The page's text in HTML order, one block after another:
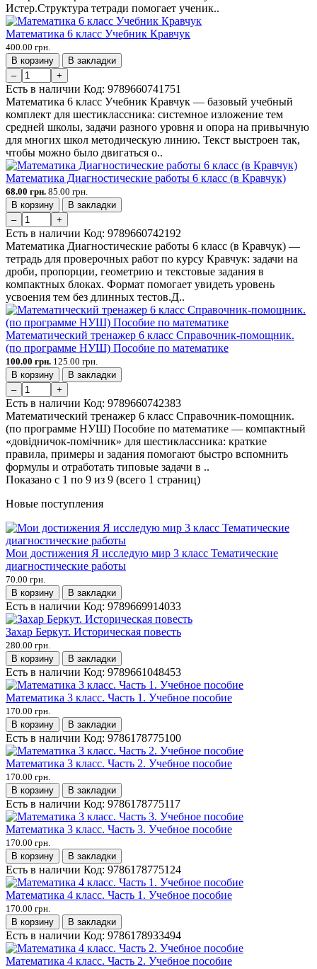
Истер.Структура тетради помогает ученик..
Математика 6 класс Учебник Кравчук
400.00 грн.
В корзину
В закладки
–
+
Есть в наличии Код: 9789660741751
Математика 6 класс Учебник Кравчук — базовый учебный
комплект для шестиклассника: системное изложение тем
средней школы, задачи разного уровня и опора на привычную
для многих школ методическую линию. Текст выстроен так,
чтобы можно было двигаться о..
Математика Диагностические работы 6 класс (в Кравчук)
68.00 грн. 85.00 грн.
В корзину
В закладки
–
+
Есть в наличии Код: 9789660742192
Математика Диагностические работы 6 класс (в Кравчук) —
тетрадь для проверочных работ по курсу Кравчук: задачи на
дроби, пропорции, геометрию и текстовые задания в
компактных блоках. Формат помогает увидеть уровень
усвоения тем без длинных тестов.Д..
Математический тренажер 6 класс Справочник-помощник.
(по программе НУШ) Пособие по математике
100.00 грн. 125.00 грн.
В корзину
В закладки
–
+
Есть в наличии Код: 9789660742383
Математический тренажер 6 класс Справочник-помощник.
(по программе НУШ) Пособие по математике — компактный
«довідничок-помічник» для шестиклассника: краткие
правила, примеры и задания помогают быстро вспомнить
формулы и отработать типовые задачи в ..
Показано с 1 по 9 из 9 (всего 1 страниц)
Новые поступления
Мои достижения Я исследую мир 3 класс Тематические
диагностические работы
70.00 грн.
В корзину
В закладки
Есть в наличии Код: 9789669914033
Захар Беркут. Историческая повесть
280.00 грн.
В корзину
В закладки
Есть в наличии Код: 9789661048453
Математика 3 класс. Часть 1. Учебное пособие
170.00 грн.
В корзину
В закладки
Есть в наличии Код: 9786178775100
Математика 3 класс. Часть 2. Учебное пособие
170.00 грн.
В корзину
В закладки
Есть в наличии Код: 9786178775117
Математика 3 класс. Часть 3. Учебное пособие
170.00 грн.
В корзину
В закладки
Есть в наличии Код: 9786178775124
Математика 4 класс. Часть 1. Учебное пособие
170.00 грн.
В корзину
В закладки
Есть в наличии Код: 9786178933494
Математика 4 класс. Часть 2. Учебное пособие